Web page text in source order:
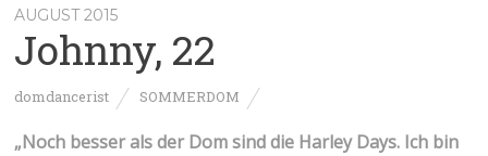
AUGUST 2015
Johnny, 22
domdancerist SOMMERDOM
„Noch besser als der Dom sind die Harley Days. Ich bin